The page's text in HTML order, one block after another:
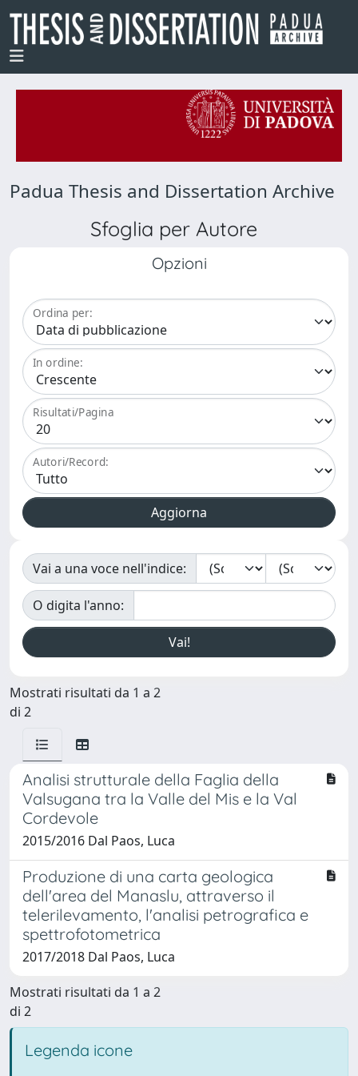
Padua Thesis and Dissertation Archive
Sfoglia per Autore
Opzioni
Ordina per:
In ordine:
Risultati/Pagina
Autori/Record:
Vai a una voce nell'indice:
O digita l'anno:
Mostrati risultati da 1 a 2
di 2
Analisi strutturale della Faglia della
Valsugana tra la Valle del Mis e la Val
Cordevole
2015/2016 Dal Paos, Luca
Produzione di una carta geologica
dell'area del Manaslu, attraverso il
telerilevamento, l'analisi petrografica e
spettrofotometrica
2017/2018 Dal Paos, Luca
Mostrati risultati da 1 a 2
di 2
Legenda icone